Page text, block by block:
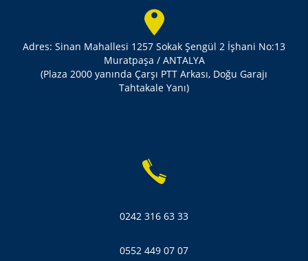
Adres: Sinan Mahallesi 1257 Sokak Şengül 2 İşhani No:13
Muratpaşa / ANTALYA
(Plaza 2000 yanında Çarşı PTT Arkası, Doğu Garajı
Tahtakale Yanı)
0242 316 63 33
0552 449 07 07